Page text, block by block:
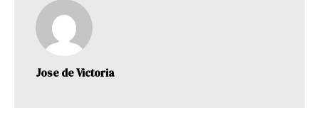
Jose de Victoria